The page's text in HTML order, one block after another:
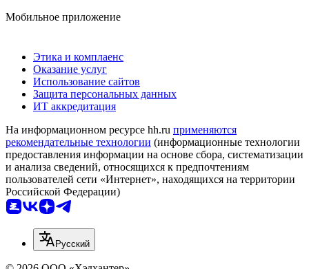
Мобильное приложение
Этика и комплаенс
Оказание услуг
Использование сайтов
Защита персональных данных
ИТ аккредитация
На информационном ресурсе hh.ru применяются
рекомендательные технологии (информационные технологии
предоставления информации на основе сбора, систематизации
и анализа сведений, относящихся к предпочтениям
пользователей сети «Интернет», находящихся на территории
Российской Федерации)
Русский